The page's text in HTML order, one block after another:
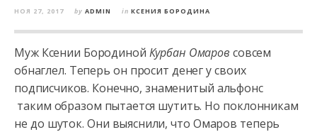
НОЯ 27, 2017 by ADMIN in КСЕНИЯ БОРОДИНА
Муж Ксении Бородиной Курбан Омаров совсем
обнаглел. Теперь он просит денег у своих
подписчиков. Конечно, знаменитый альфонс
таким образом пытается шутить. Но поклонникам
не до шуток. Они выяснили, что Омаров теперь